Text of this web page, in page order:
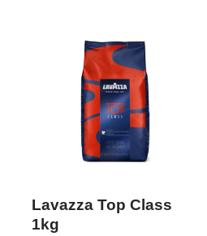
Lavazza Top Class
1kg